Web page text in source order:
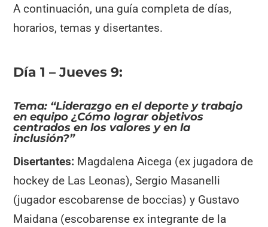
A continuación, una guía completa de días,
horarios, temas y disertantes.
Día 1 – Jueves 9:
Tema: “Liderazgo en el deporte y trabajo
en equipo ¿Cómo lograr objetivos
centrados en los valores y en la
inclusión?”
Disertantes: Magdalena Aicega (ex jugadora de
hockey de Las Leonas), Sergio Masanelli
(jugador escobarense de boccias) y Gustavo
Maidana (escobarense ex integrante de la